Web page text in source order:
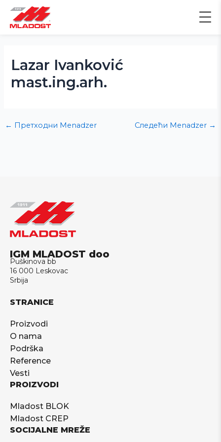
Пређи
садржај
Lazar Ivanković
mast.ing.arh.
← Претходни Menadzer Следећи Menadzer →
IGM MLADOST doo
Puškinova bb
16 000 Leskovac
Srbija
STRANICE
Proizvodi
O nama
Podrška
Reference
Vesti
PROIZVODI
Mladost BLOK
Mladost CREP
SOCIJALNE MREŽE